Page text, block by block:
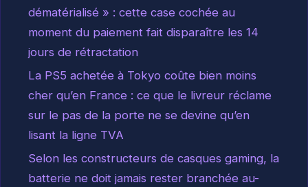
dématérialisé » : cette case cochée au
moment du paiement fait disparaître les 14
jours de rétractation
La PS5 achetée à Tokyo coûte bien moins
cher qu’en France : ce que le livreur réclame
sur le pas de la porte ne se devine qu’en
lisant la ligne TVA
Selon les constructeurs de casques gaming, la
batterie ne doit jamais rester branchée au-